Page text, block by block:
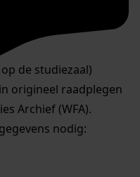
de studiezaal)
origineel raadplegen
Archief (WFA).
nodig: